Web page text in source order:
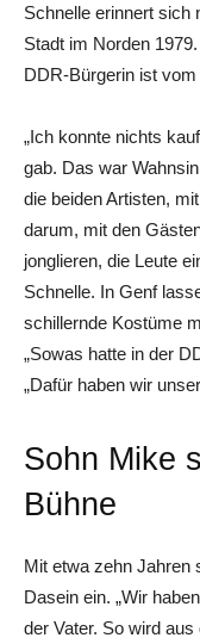
Schnelle erinnert sich
Stadt im Norden
DDR-Bürgerin ist
„Ich konnte nichts
gab. Das war
die beiden Artisten,
darum, mit den
jonglieren, die Leute
Schnelle. In Genf
schillernde Kostüme
„Sowas hatte in der
„Dafür haben wir
Sohn Mike
Bühne
Mit etwa zehn Jahren
Dasein ein. „Wir
der Vater. So wird